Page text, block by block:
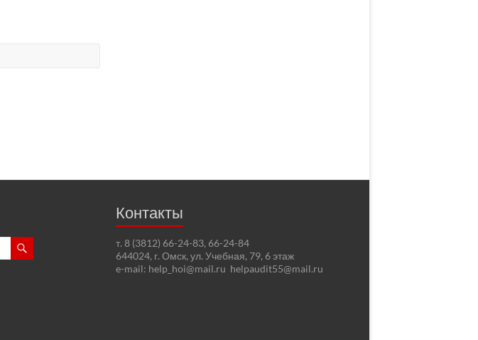
Контакты
т. 8 (3812) 66-24-83, 66-24-84
644024, г. Омск, ул. Учебная, 79, 6 этаж
e-mail: help_hoi@mail.ru helpaudit55@mail.ru